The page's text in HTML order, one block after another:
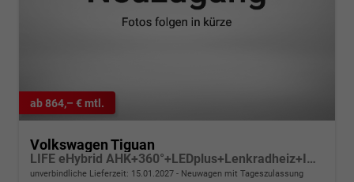
ab 864,– € mtl.
Volkswagen Tiguan
LIFE eHybrid AHK+360°+LEDplus+Lenkradheiz+IQ.Drive+ACC+AppConnect+eHeck
unverbindliche Lieferzeit: 15.01.2027 Neuwagen mit Tageszulassung